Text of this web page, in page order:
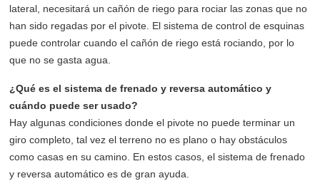
lateral, necesitará un cañón de riego para rociar las zonas que no
han sido regadas por el pivote. El sistema de control de esquinas
puede controlar cuando el cañón de riego está rociando, por lo
que no se gasta agua.
¿Qué es el sistema de frenado y reversa automático y
cuándo puede ser usado?
Hay algunas condiciones donde el pivote no puede terminar un
giro completo, tal vez el terreno no es plano o hay obstáculos
como casas en su camino. En estos casos, el sistema de frenado
y reversa automático es de gran ayuda.